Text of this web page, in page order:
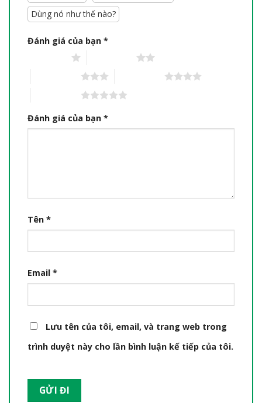
Dùng nó như thế nào?
Đánh giá của bạn *
Đánh giá của bạn *
Tên *
Email *
Lưu tên của tôi, email, và trang web trong
trình duyệt này cho lần bình luận kế tiếp của tôi.